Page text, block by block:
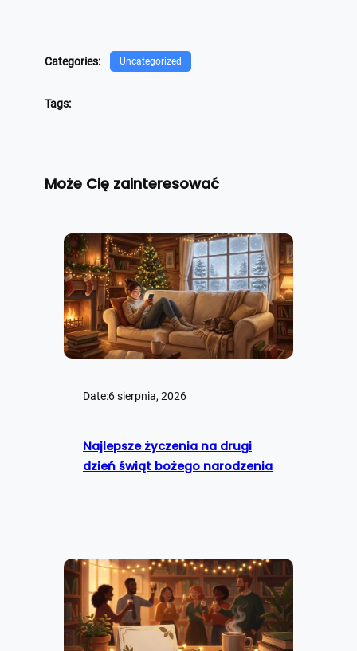
Categories: Uncategorized
Tags:
Może Cię zainteresować
Date:6 sierpnia, 2026
Najlepsze życzenia na drugi
dzień świąt bożego narodzenia